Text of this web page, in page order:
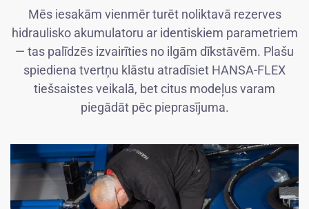
Mēs iesakām vienmēr turēt noliktavā rezerves
hidraulisko akumulatoru ar identiskiem parametriem
— tas palīdzēs izvairīties no ilgām dīkstāvēm. Plašu
spiediena tvertņu klāstu atradīsiet HANSA-FLEX
tiešsaistes veikalā, bet citus modeļus varam
piegādāt pēc pieprasījuma.